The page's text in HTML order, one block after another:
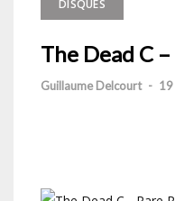
DISQUES
The Dead C
Guillaume Delcourt -